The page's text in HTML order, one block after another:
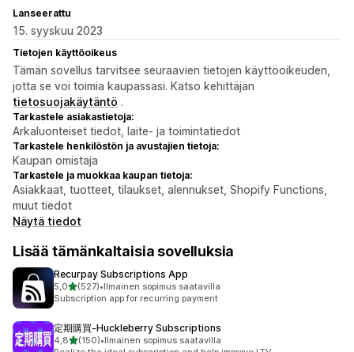
Lanseerattu
15. syyskuu 2023
Tietojen käyttöoikeus
Tämän sovellus tarvitsee seuraavien tietojen käyttöoikeuden,
jotta se voi toimia kaupassasi. Katso kehittäjän
tietosuojakäytäntö .
Tarkastele asiakastietoja:
Arkaluonteiset tiedot, laite- ja toimintatiedot
Tarkastele henkilöstön ja avustajien tietoja:
Kaupan omistaja
Tarkastele ja muokkaa kaupan tietoja:
Asiakkaat, tuotteet, tilaukset, alennukset, Shopify Functions,
muut tiedot
Näytä tiedot
Lisää tämänkaltaisia sovelluksia
Recurpay Subscriptions App
5,0/ 5 tähteä
(527)
527 arvostelua yhteensä
•Ilmainen sopimus saatavilla
Subscription app for recurring payment
定期購買‑Huckleberry Subscriptions
4,8/ 5 tähteä
(150)
150 arvostelua yhteensä
•Ilmainen sopimus saatavilla